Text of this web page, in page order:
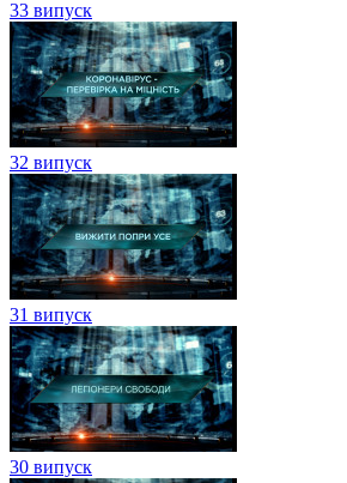
33 випуск
32 випуск
31 випуск
30 випуск